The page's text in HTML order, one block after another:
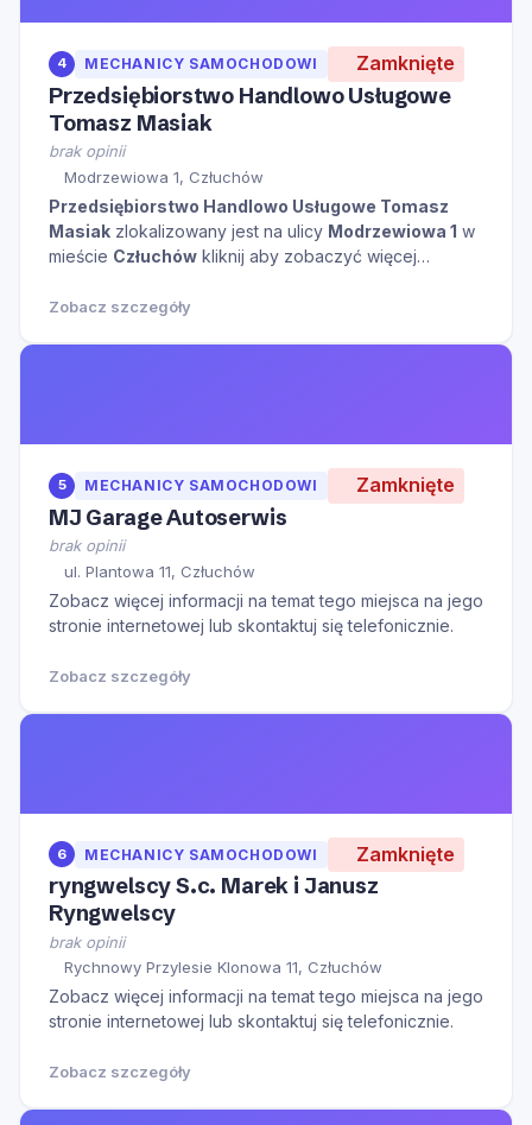
4 MECHANICY SAMOCHODOWI Zamknięte
Przedsiębiorstwo Handlowo Usługowe
Tomasz Masiak
brak opinii
Modrzewiowa 1, Człuchów
Przedsiębiorstwo Handlowo Usługowe Tomasz
Masiak zlokalizowany jest na ulicy Modrzewiowa 1 w
mieście Człuchów kliknij aby zobaczyć więcej
Zobacz szczegóły
5 MECHANICY SAMOCHODOWI Zamknięte
MJ Garage Autoserwis
brak opinii
ul. Plantowa 11, Człuchów
Zobacz więcej informacji na temat tego miejsca na jego
stronie internetowej lub skontaktuj się telefonicznie.
Zobacz szczegóły
6 MECHANICY SAMOCHODOWI Zamknięte
ryngwelscy S.c. Marek i Janusz
Ryngwelscy
brak opinii
Rychnowy Przylesie Klonowa 11, Człuchów
Zobacz więcej informacji na temat tego miejsca na jego
stronie internetowej lub skontaktuj się telefonicznie.
Zobacz szczegóły